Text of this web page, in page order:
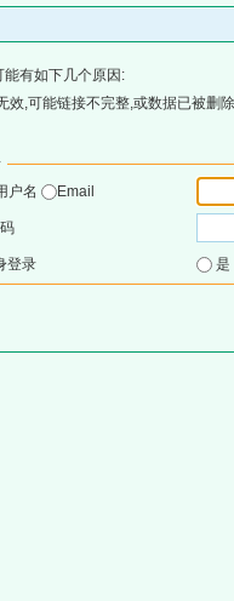
有如下几个原因:
效,可能链接不完整,或数据已被删
户名
Email
登录